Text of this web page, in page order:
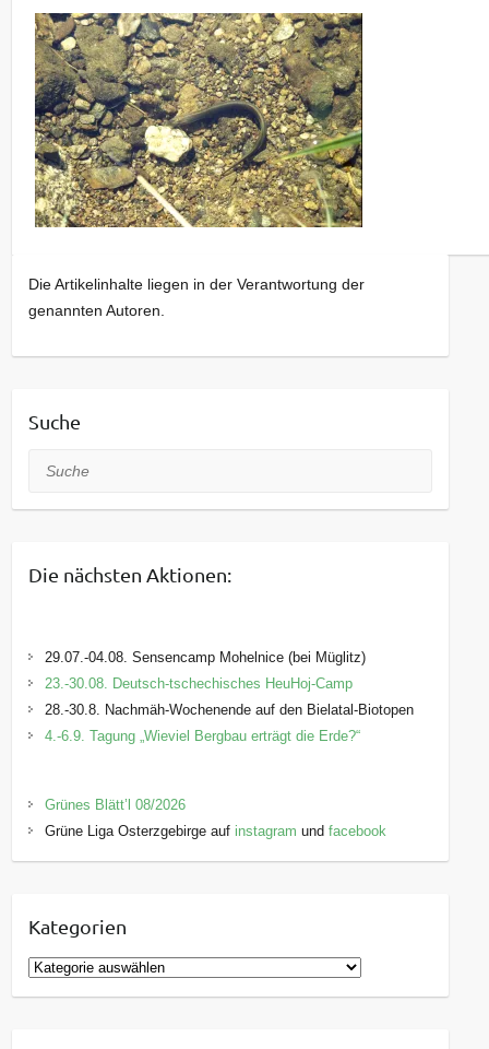
Die Artikelinhalte liegen in der Verantwortung der
genannten Autoren.
Suche
Suche
Die nächsten Aktionen:
29.07.-04.08. Sensencamp Mohelnice (bei Müglitz)
23.-30.08. Deutsch-tschechisches HeuHoj-Camp
28.-30.8. Nachmäh-Wochenende auf den Bielatal-Biotopen
4.-6.9. Tagung „Wieviel Bergbau erträgt die Erde?“
Grünes Blätt’l 08/2026
Grüne Liga Osterzgebirge auf instagram undfacebook
Kategorien
K
a